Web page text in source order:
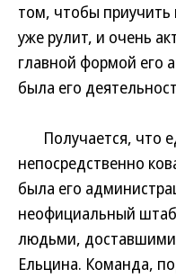
том, чтобы
уже рулит, и очень
главной формой его
была его
Получается, что
непосредственно
была его
неофициальный
людьми,
Ельцина. Команда,